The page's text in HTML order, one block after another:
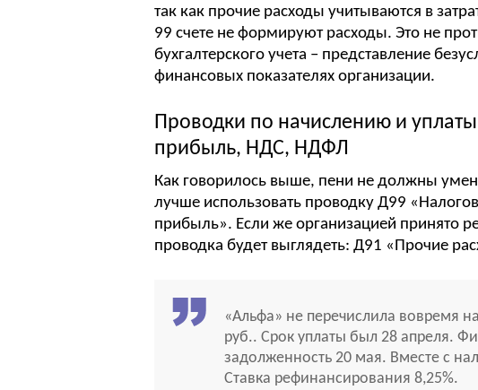
так как прочие расходы учитываются в
99 счете не формируют расходы. Это не
бухгалтерского учета – представление
финансовых показателях организации.
Проводки по начислению и
прибыль, НДС, НДФЛ
Как говорилось выше, пени не должны
лучше использовать проводку Д99
прибыль». Если же организацией принято
проводка будет выглядеть: Д91 «Прочие
«Альфа» не перечислила вовремя
руб.. Срок уплаты был 28 апреля.
задолженность 20 мая. Вместе с
Ставка рефинансирования 8,25%.